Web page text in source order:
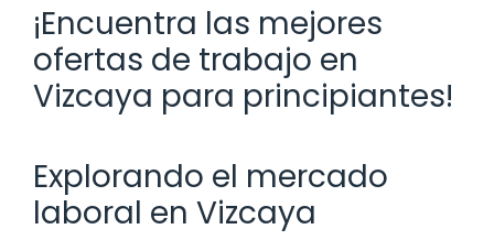
¡Encuentra las mejores
ofertas de trabajo en
Vizcaya para principiantes!
Explorando el mercado
laboral en Vizcaya